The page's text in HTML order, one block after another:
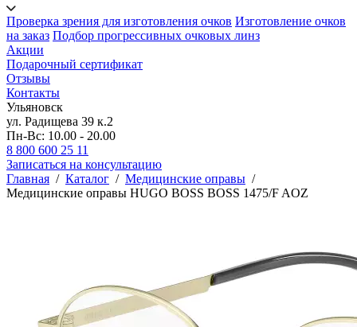
Проверка зрения для изготовления очков Изготовление очков
на заказ Подбор прогрессивных очковых линз
Акции
Подарочный сертификат
Отзывы
Контакты
Ульяновск
ул. Радищева 39 к.2
Пн-Вс: 10.00 - 20.00
8 800 600 25 11
Записаться на консультацию
Главная / Каталог / Медицинские оправы /
Медицинские оправы HUGO BOSS BOSS 1475/F AOZ